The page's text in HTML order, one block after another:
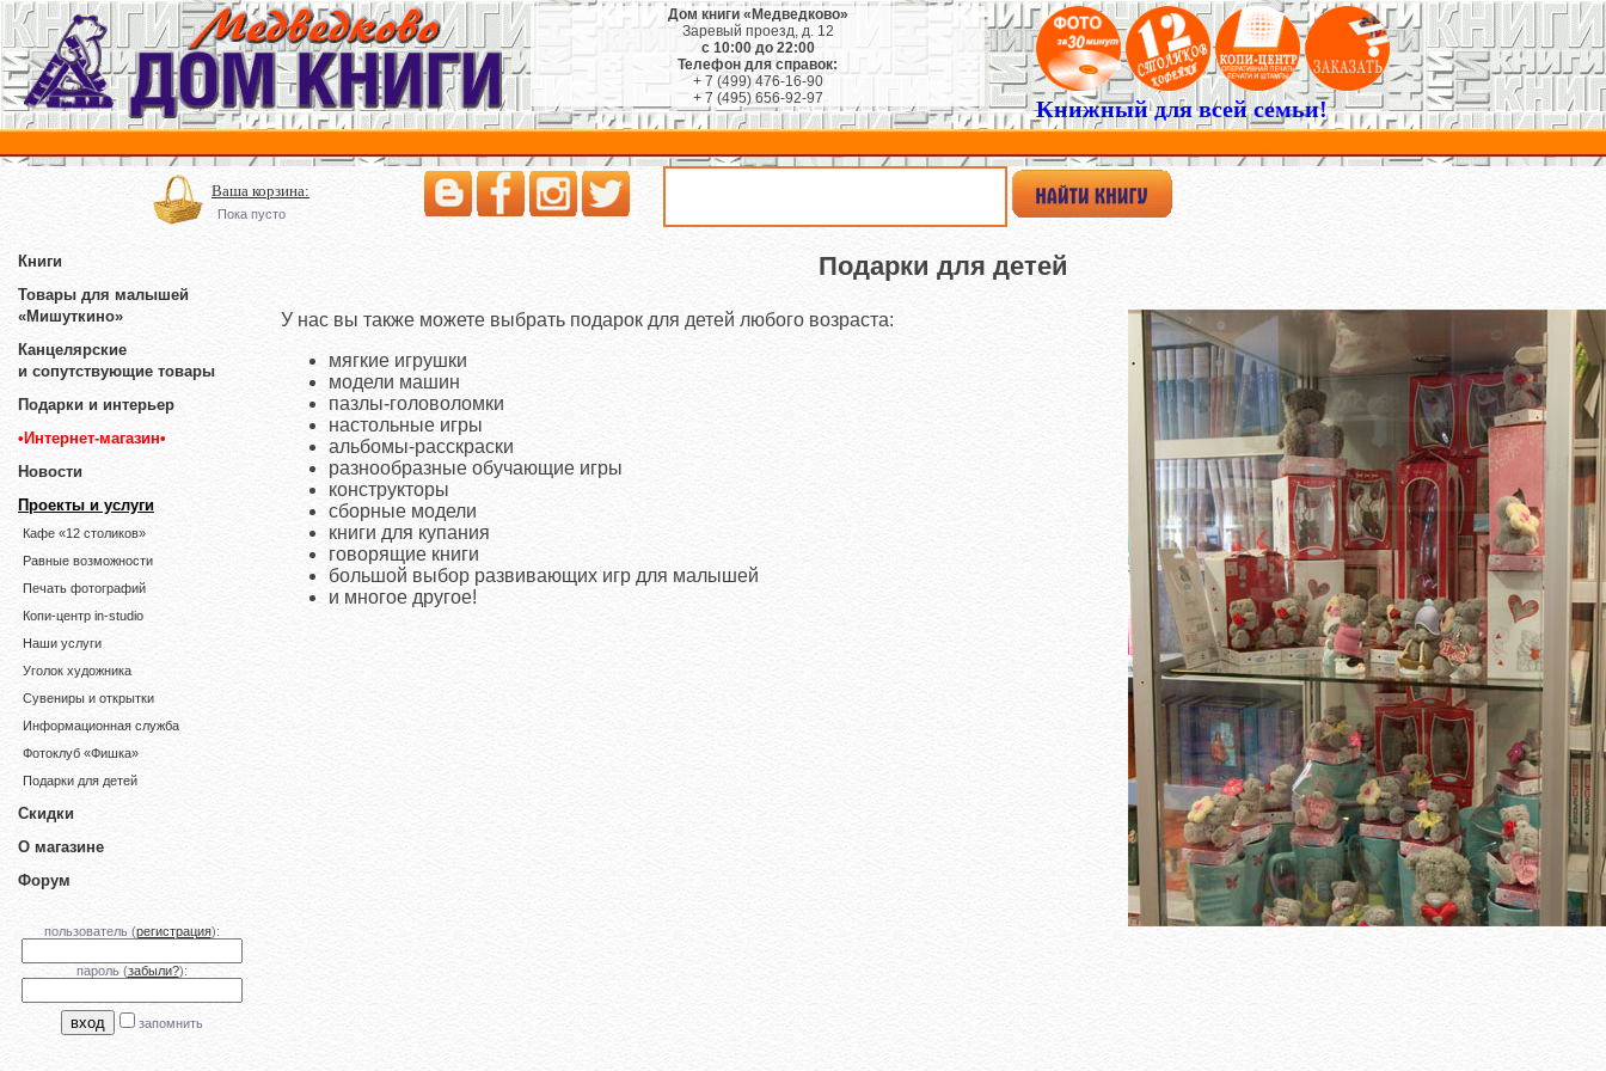
Дом книги «Медведково»
Заревый проезд, д. 12
с 10:00 до 22:00
Телефон для справок:
+ 7 (499) 476-16-90
+ 7 (495) 656-92-97
Книжный для всей семьи!
Ваша корзина:
Пока пусто
Книги
Товары для малышей
«Мишуткино»
Канцелярские
и сопутствующие товары
Подарки и интерьер
•Интернет-магазин•
Новости
Проекты и услуги
Кафе «12 столиков»
Равные возможности
Печать фотографий
Копи-центр in-studio
Наши услуги
Уголок художника
Сувениры и открытки
Информационная служба
Фотоклуб «Фишка»
Подарки для детей
Скидки
О магазине
Форум
пользователь (регистрация):
пароль (забыли?):
запомнить
Подарки для детей
У нас вы также можете выбрать подарок для детей любого возраста:
мягкие игрушки
модели машин
пазлы-головоломки
настольные игры
альбомы-расскраски
разнообразные обучающие игры
конструкторы
сборные модели
книги для купания
говорящие книги
большой выбор развивающих игр для малышей
и многое другое!